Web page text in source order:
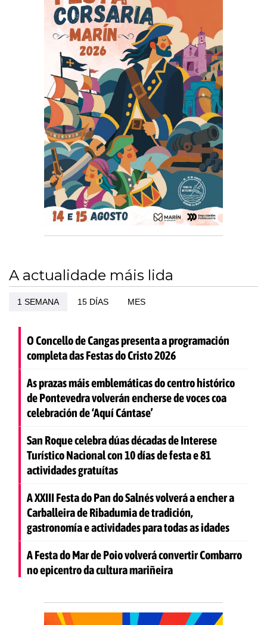
A actualidade máis lida
1 SEMANA 15 DÍAS MES
O Concello de Cangas presenta a programación
completa das Festas do Cristo 2026
As prazas máis emblemáticas do centro histórico
de Pontevedra volverán encherse de voces coa
celebración de ‘Aquí Cántase’
San Roque celebra dúas décadas de Interese
Turístico Nacional con 10 días de festa e 81
actividades gratuítas
A XXIII Festa do Pan do Salnés volverá a encher a
Carballeira de Ribadumia de tradición,
gastronomía e actividades para todas as idades
A Festa do Mar de Poio volverá convertir Combarro
no epicentro da cultura mariñeira